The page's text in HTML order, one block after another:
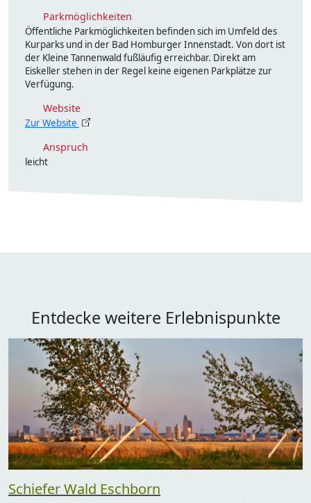
Parkmöglichkeiten
Öffentliche Parkmöglichkeiten befinden sich im Umfeld des
Kurparks und in der Bad Homburger Innenstadt. Von dort ist
der Kleine Tannenwald fußläufig erreichbar. Direkt am
Eiskeller stehen in der Regel keine eigenen Parkplätze zur
Verfügung.
Website
Zur Website
Anspruch
leicht
Entdecke weitere Erlebnispunkte
Schiefer Wald Eschborn